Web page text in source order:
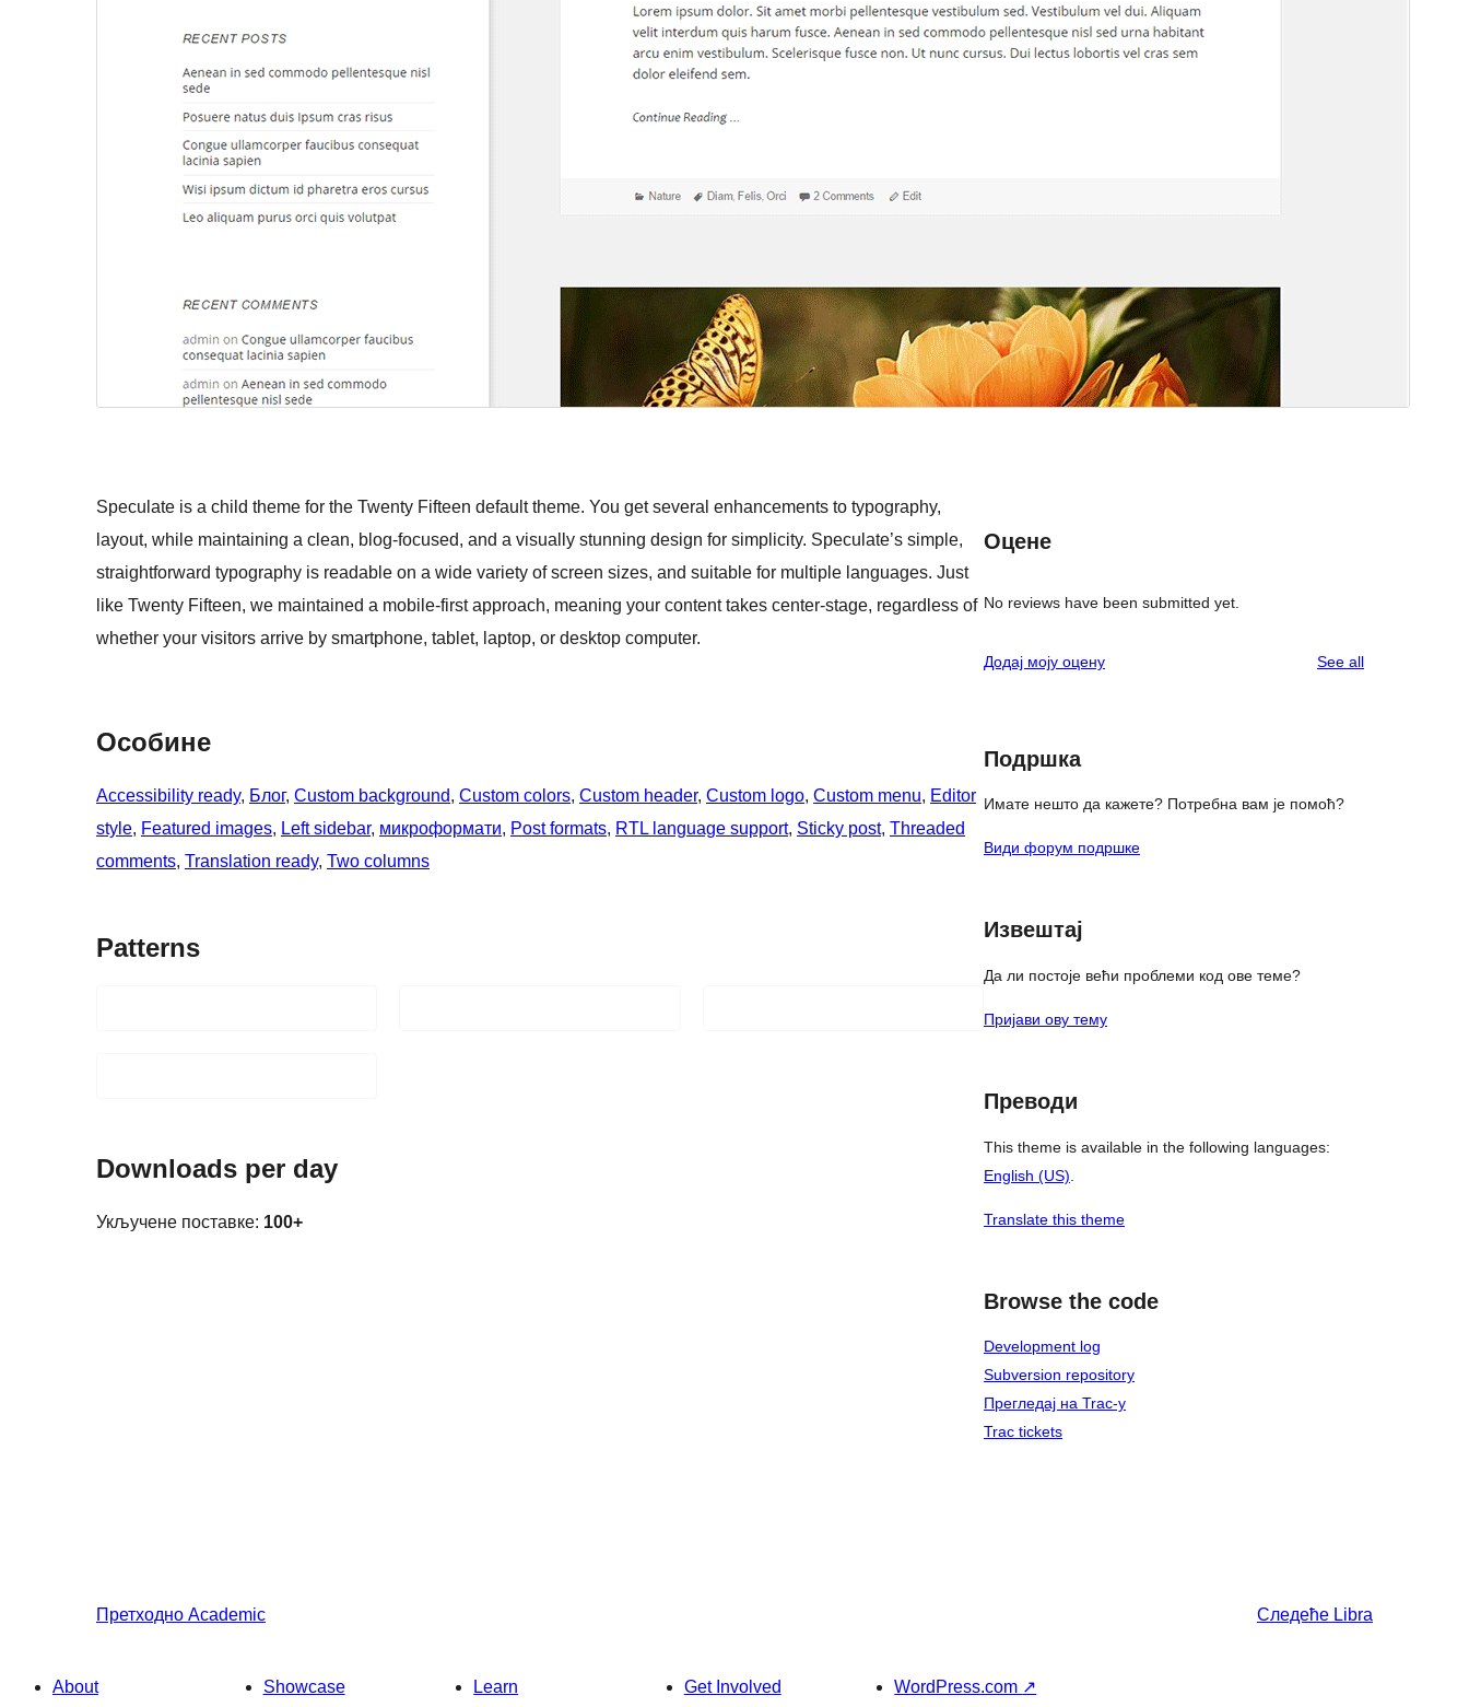
Speculate is a child theme for the Twenty Fifteen default theme. You get several enhancements to typography,
layout, while maintaining a clean, blog-focused, and a visually stunning design for simplicity. Speculate’s simple,
straightforward typography is readable on a wide variety of screen sizes, and suitable for multiple languages. Just
like Twenty Fifteen, we maintained a mobile-first approach, meaning your content takes center-stage, regardless of
whether your visitors arrive by smartphone, tablet, laptop, or desktop computer.
Особине
Accessibility ready, Блог, Custom background, Custom colors, Custom header, Custom logo, Custom menu, Editor
style, Featured images, Left sidebar, микроформати, Post formats, RTL language support, Sticky post, Threaded
comments, Translation ready, Two columns
Patterns
Downloads per day
Укључене поставке: 100+
Оцене
No reviews have been submitted yet.
Додај моју оцену See allreviews
Подршка
Имате нешто да кажете? Потребна вам је помоћ?
Види форум подршке
Извештај
Да ли постоје већи проблеми код ове теме?
Пријави ову тему
Преводи
This theme is available in the following languages:
English (US)
Translate this theme
Browse the code
Development log
Subversion repository
Прегледај на Trac-у
Trac tickets
Претходно Academic Следеће Libra
About Showcase Learn Get Involved WordPress.com ↗